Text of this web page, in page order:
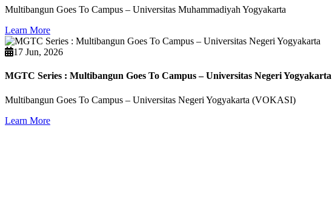
Multibangun Goes To Campus – Universitas Muhammadiyah Yogyakarta
Learn More
17 Jun, 2026
MGTC Series : Multibangun Goes To Campus – Universitas Negeri Yogyakarta
Multibangun Goes To Campus – Universitas Negeri Yogyakarta (VOKASI)
Learn More